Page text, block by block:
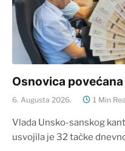
Osnovica
6. Augusta 2026. 1 Min
Vlada Unsko-sanskog
usvojila je 32 tačke